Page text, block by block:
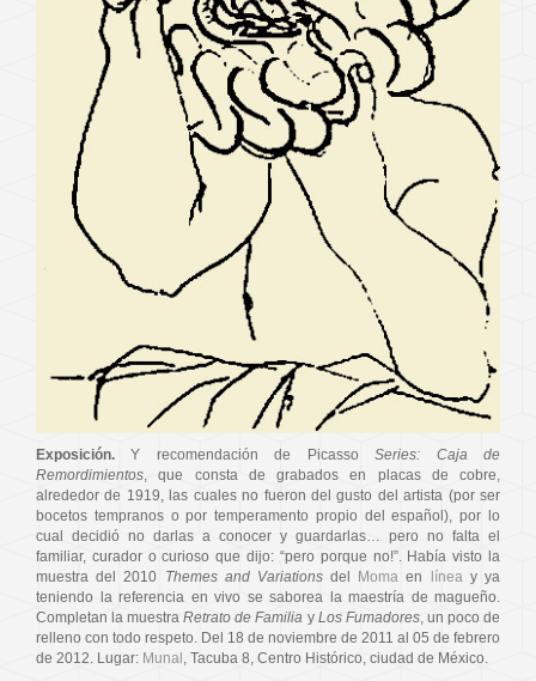
Exposición. Y recomendación de PicassoSeries: Caja de
Remordimientos , que consta de grabados en placas de cobre,
alrededor de 1919, las cuales no fueron del gusto del artista (por ser
bocetos tempranos o por temperamento propio del español), por lo
cual decidió no darlas a conocer y guardarlas… pero no falta el
familiar, curador o curioso que dijo: “pero porque no!”. Había visto la
muestra del 2010
Themes and Variationsdel Moma en línea y ya
teniendo la referencia en vivo se saborea la maestría de magueño.
Completan la muestraRetrato de Familia y Los Fumadores, un poco de
relleno con todo respeto. Del 18 de noviembre de 2011 al 05 de febrero
de 2012. Lugar: Munal , Tacuba 8, Centro Histórico, ciudad de México.